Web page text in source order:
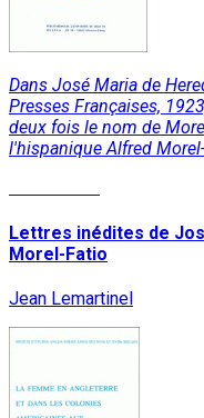
Dans José Maria de
Presses Françaises,
deux fois le nom de
l'hispanique Alfred
Lettres inédites de
Morel-Fatio
Jean Lemartinel